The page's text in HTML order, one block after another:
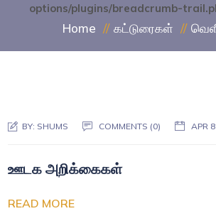
options/plugins/breadcrumb-
Home கட்டுரைகள்
BY: SHUMS COMMENTS (0) APR 8
ஊடக அறிக்கைகள்
READ MORE